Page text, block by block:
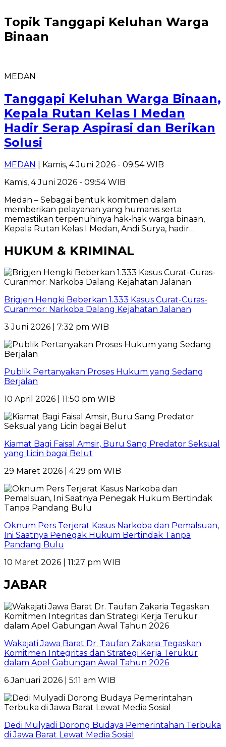
Topik Tanggapi Keluhan Warga
Binaan
MEDAN
Tanggapi Keluhan Warga Binaan,
Kepala Rutan Kelas I Medan
Hadir Serap Aspirasi dan Berikan
Solusi
MEDAN
| Kamis, 4 Juni 2026 - 09:54 WIB
Kamis, 4 Juni 2026 - 09:54 WIB
Medan – Sebagai bentuk komitmen dalam
memberikan pelayanan yang humanis serta
memastikan terpenuhinya hak-hak warga binaan,
Kepala Rutan Kelas I Medan, Andi Surya, hadir…
HUKUM & KRIMINAL
Brigjen Hengki Beberkan 1.333 Kasus Curat-Curas-
Curanmor: Narkoba Dalang Kejahatan Jalanan
3 Juni 2026 | 7:32 pm WIB
Publik Pertanyakan Proses Hukum yang Sedang
Berjalan
10 April 2026 | 11:50 pm WIB
Kiamat Bagi Faisal Amsir, Buru Sang Predator Seksual
yang Licin bagai Belut
29 Maret 2026 | 4:29 pm WIB
Oknum Pers Terjerat Kasus Narkoba dan Pemalsuan,
Ini Saatnya Penegak Hukum Bertindak Tanpa
Pandang Bulu
10 Maret 2026 | 11:27 pm WIB
JABAR
Wakajati Jawa Barat Dr. Taufan Zakaria Tegaskan
Komitmen Integritas dan Strategi Kerja Terukur
dalam Apel Gabungan Awal Tahun 2026
6 Januari 2026 | 5:11 am WIB
Dedi Mulyadi Dorong Budaya Pemerintahan Terbuka
di Jawa Barat Lewat Media Sosial